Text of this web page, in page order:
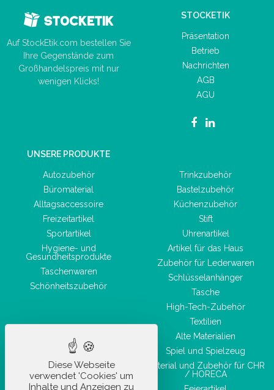
Auf StockEtik.com bestellen Sie
Ihre Gegenstände zum
Großhandelspreis mit nur
wenigen Klicks!
STOCKETIK
Präsentation
Betrieb
Nachrichten
AGB
AGU
UNSERE PRODUKTE
Autozubehör
Büromaterial
Alltagsaccessoire
Freizeitartikel
Sportartikel
Hygiene- und
Gesundheitsprodukte
Taschenwaren
Schönheitszubehör
Trinkzubehör
Bastelzubehör
Küchenzubehör
Stift
Uhrenartikel
Artikel für das Haus
Zubehör für Lederwaren
Schlüsselanhänger
Tasche
High-Tech-Zubehör
Textilien
Alte Materialien
Spiel und Spielzeug
Material und Zubehör für CHR
/ HORECA
Diese Webseite
verwendet 'Cookies' um
Inhalte und Anzeigen zu